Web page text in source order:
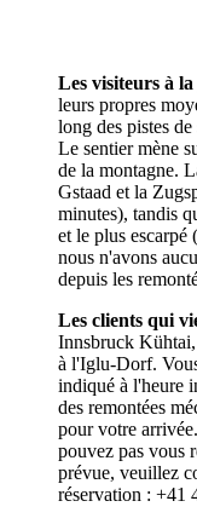
Les visiteurs à
leurs propres
long des pistes
Le sentier mène
de la montagne.
Gstaad et la
minutes), tandis
et le plus
nous n'avons
depuis les
Les clients qui
Innsbruck
à l'Iglu-Dorf.
indiqué à l'heure
des remontées
pour votre
pouvez pas vous
prévue, veuillez
réservation : +41